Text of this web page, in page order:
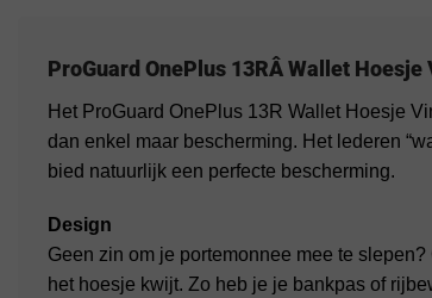
ProGuard OnePlus 13RÂ Wallet Hoesje
Het ProGuard OnePlus 13R Wallet Hoesje
dan enkel maar bescherming. Het lederen
bied natuurlijk een perfecte bescherming.
Design
Geen zin om je portemonnee mee te
het hoesje kwijt. Zo heb je je bankpas of